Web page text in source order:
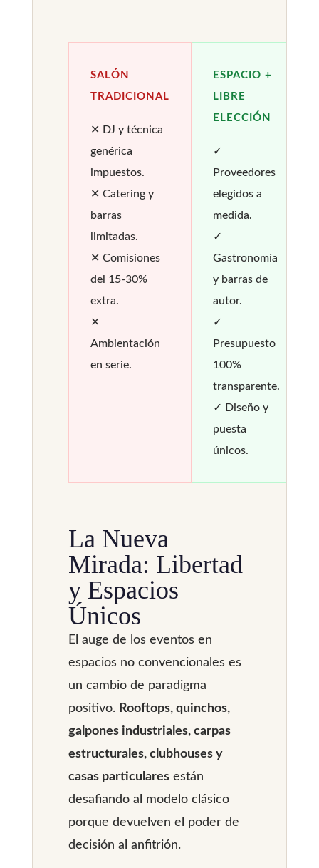
SALÓN
TRADICIONAL
✕ DJ y técnica
genérica
impuestos.
✕ Catering y
barras
limitadas.
✕ Comisiones
del 15-30%
extra.
✕
Ambientación
en serie.
ESPACIO +
LIBRE
ELECCIÓN
✓
Proveedores
elegidos a
medida.
✓
Gastronomía
y barras de
autor.
✓
Presupuesto
100%
transparente.
✓ Diseño y
puesta
únicos.
La Nueva
Mirada: Libertad
y Espacios
Únicos
El auge de los eventos en
espacios no convencionales es
un cambio de paradigma
positivo. Rooftops, quinchos,
galpones industriales, carpas
estructurales, clubhouses y
casas particularesestán
desafiando al modelo clásico
porque devuelven el poder de
decisión al anfitrión.